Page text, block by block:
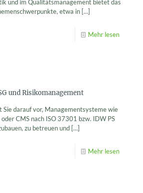
und im Qualitätsmanagement bietet das
etwa in […]
Mehr lesen
und Risikomanagement
Sie darauf vor, Managementsysteme wie
CMS nach ISO 37301 bzw. IDW PS
zu betreuen und […]
Mehr lesen